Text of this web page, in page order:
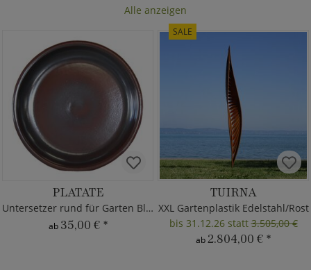
Alle anzeigen
PLATATE
Untersetzer rund für Garten Blumentöpfe
ab 35,00 € *
SALE
TUIRNA
XXL Gartenplastik Edelstahl/Rost
bis 31.12.26 statt3.505,00 €
ab2.804,00 € *